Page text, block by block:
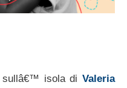
isola di Valeria